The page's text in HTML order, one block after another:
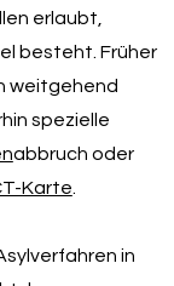
erlaubt,
besteht. Früher
weitgehend
spezielle
abbruch oder
Karte
in